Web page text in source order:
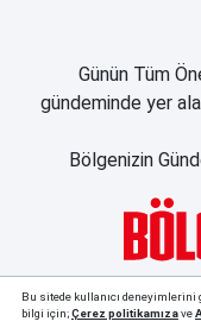
Günün Tüm
gündeminde yer
Bölgenizin
Bu sitede kullanıcı
bilgi için;Çerez politikamızave